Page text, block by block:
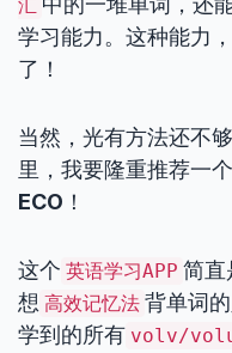
汇
学习能力。这种能力
了！
当然，光有方法还不
里，我要隆重推荐一
ECO ！
这个 英语学习APP 简直
想 高效记忆法 背单词
学到的所有 volv/